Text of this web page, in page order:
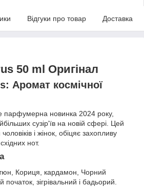
Відгуки про товар Доставка
50 ml Оригінал
Аромат космічної
новинка 2024 року,
сузір'їв на новій сфері. Цей
і жінок, обіцяє захопливу
нот.
Кориця, кардамон, Чорний
зігрівальний і бадьорий.